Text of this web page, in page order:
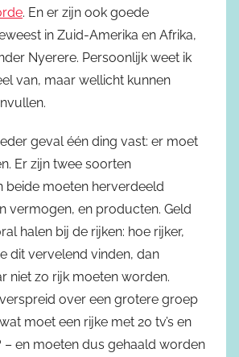
. En er zijn ook goede
in Zuid-Amerika en Afrika,
Nyerere. Persoonlijk weet ik
van, maar wellicht kunnen
geval één ding vast: er moet
Er zijn twee soorten
beide moeten herverdeeld
vermogen, en producten. Geld
halen bij de rijken: hoe rijker,
dit vervelend vinden, dan
niet zo rijk moeten worden.
over een grotere groep
moet een rijke met 20 tv’s en
– en moeten dus gehaald worden